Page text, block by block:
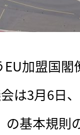
加盟国閣
は3月6日
の基本規則